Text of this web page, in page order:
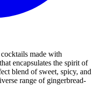
made with
encapsulates the spirit of
blend of sweet, spicy, and
range of gingerbread-